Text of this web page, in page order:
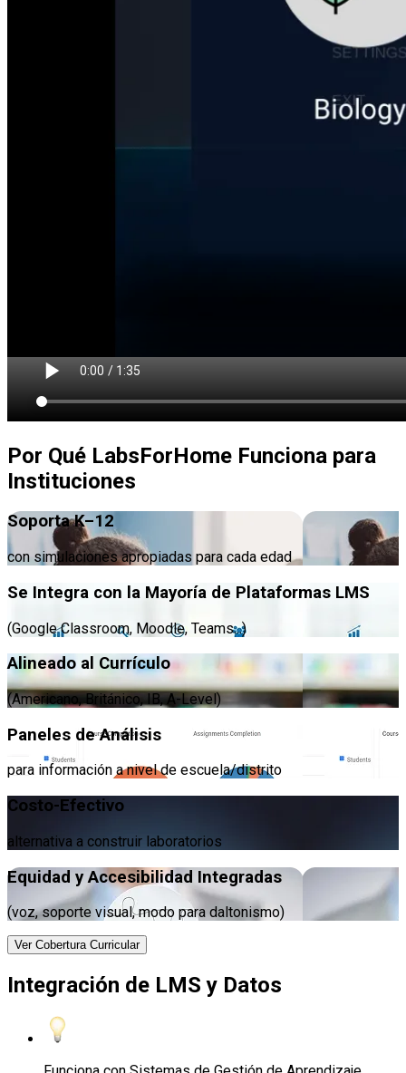
Por Qué LabsForHome Funciona para
Instituciones
Soporta K–12
con simulaciones apropiadas para cada edad
Se Integra con la Mayoría de Plataformas LMS
(Google Classroom, Moodle, Teams...)
Alineado al Currículo
(Americano, Británico, IB, A-Level)
Paneles de Análisis
para información a nivel de escuela/distrito
Costo-Efectivo
alternativa a construir laboratorios
Equidad y Accesibilidad Integradas
(voz, soporte visual, modo para daltonismo)
Ver Cobertura Curricular
Integración de LMS y Datos